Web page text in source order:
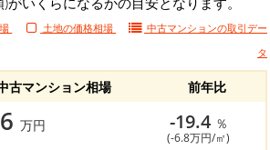
土地の価格相場 中古マンションの取引デー
タ
古マンション相場 前年比
万円 -19.4 ％
(-6.8万円/㎡)